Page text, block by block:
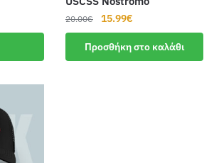
20.00€
Original
price
was:
20.00€.
15.99€
τρέχουσα
τιμή
είναι:
Προσθήκη στο καλάθι